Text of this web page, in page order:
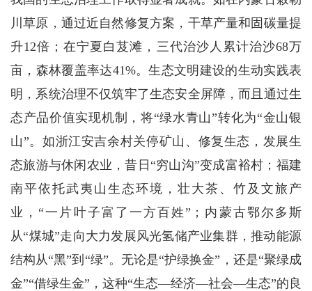
川草原，通过近自然修复方案，干草产量和固碳量提
升12倍；在宁夏白芨滩，三代治沙人累计治沙68万
亩，森林覆盖率达41%。生态文明建设的生动实践表
明，系统治理不仅筑牢了生态安全屏障，而且通过生
态产品价值实现机制，将“绿水青山”转化为“金山银
山”。如浙江安吉余村关停矿山、修复生态，发展生
态旅游与休闲农业，昔日“穷山沟”变成富裕村；福建
南平依托武夷山生态环境，壮大茶、竹及文旅产
业，“一片叶子富了一方百姓”；内蒙古鄂尔多斯
从“煤城”走向大力发展风光氢储产业集群，推动能源
结构从“黑”到“绿”。无论是“护绿换金”，还是“聚绿成
金”“借绿生金”，这种“生态—经济—社会—生态”的良